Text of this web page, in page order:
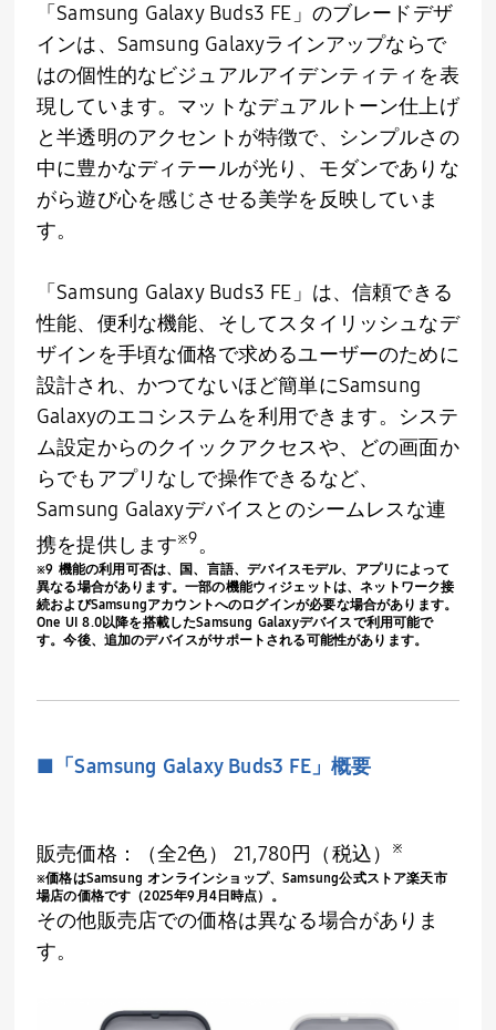
「 Samsung Galaxy Buds3 FE 」のブレードデザ
インは、 Samsung Galaxyラインアップならで
はの個性的なビジュアルアイデンティティを表
現しています。マットなデュアルトーン仕上げ
と半透明のアクセントが特徴で、シンプルさの
中に豊かなディテールが光り、モダンでありな
がら遊び心を感じさせる美学を反映していま
す。
「 Samsung Galaxy Buds3 FE 」は、信頼できる
性能、便利な機能、そしてスタイリッシュなデ
ザインを手頃な価格で求めるユーザーのために
設計され、かつてないほど簡単にSamsung
Galaxyのエコシステムを利用できます。システ
ム設定からのクイックアクセスや、どの画面か
らでもアプリなしで操作できるなど、
Samsung Galaxyデバイスとのシームレスな連
携を提供します※9。
※9 機能の利用可否は、国、言語、デバイスモデル、アプリによって
異なる場合があります。一部の機能ウィジェットは、ネットワーク接
続およびSamsungアカウントへのログインが必要な場合があります。
One UI 8.0以降を搭載したSamsung Galaxyデバイスで利用可能で
す。今後、追加のデバイスがサポートされる可能性があります。
■「Samsung Galaxy Buds3 FE」概要
販売価格：（全2色）21,780円（税込） ※
※価格はSamsungオンラインショップ、Samsung公式ストア楽天市
場店の価格です（2025年9月 4日時点）。
その他販売店での価格は異なる場合がありま
す。